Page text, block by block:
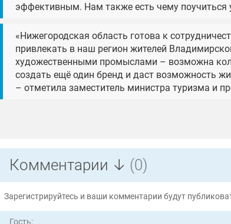
эффективным. Нам также есть чему поучиться
«Нижегородская область готова к
привлекать в наш регион жителей
художественными промыслами – возможна
создать ещё один бренд и даст возможность
– отметила заместитель министра туризма и
Комментарии ↓ (0)
Зарегистрируйтесь и ваши комментарии будут
Гость: